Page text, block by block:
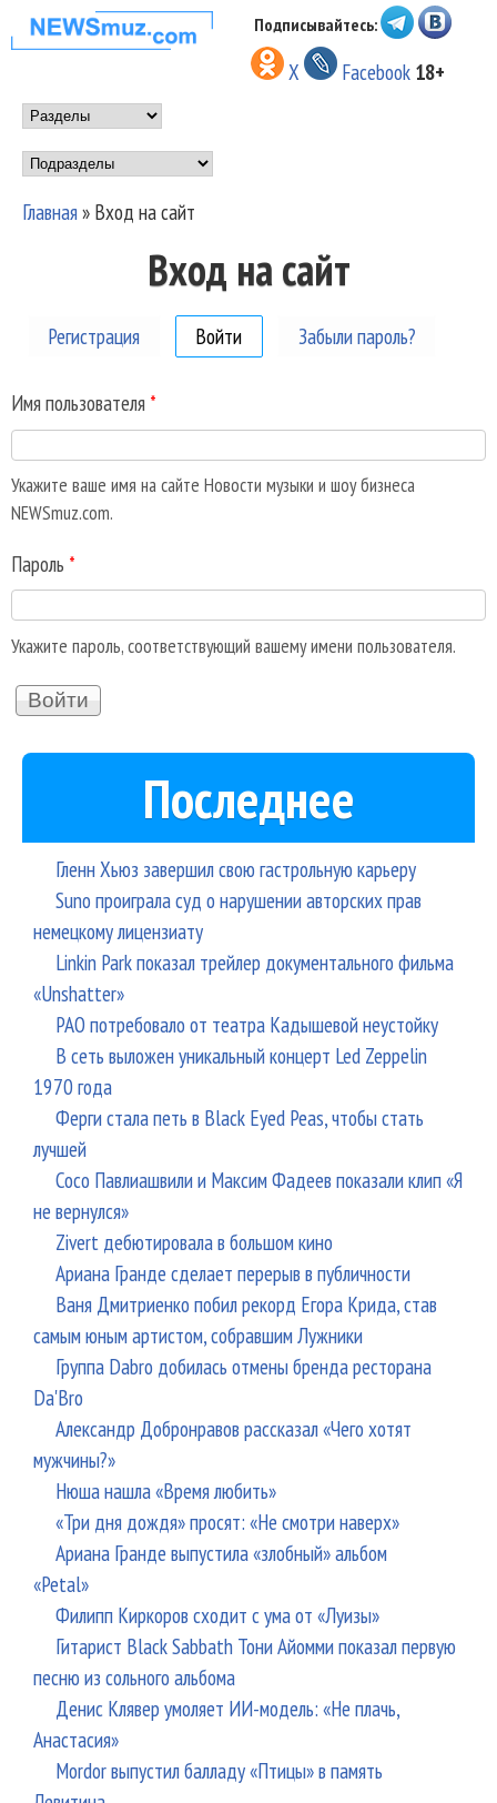
Перейти к основному
содержанию
НОВОСТИ
МУЗЫКИ И
ШОУ БИЗНЕСА
NEWSMUZ.COM
Подписывайтесь:
X Facebook 18+
Main menu
Подразделы
Вы здесь
Главная» Вход на сайт
Вход на сайт
Регистрация Войти (активная вкладка)
Забыли пароль?
Имя пользователя *
Укажите ваше имя на сайте Новости музыки и шоу бизнеса
NEWSmuz.com.
Пароль *
Укажите пароль, соответствующий вашему имени пользователя.
Последнее
Гленн Хьюз завершил свою гастрольную карьеру
Suno проиграла суд о нарушении авторских прав
немецкому лицензиату
Linkin Park показал трейлер документального фильма
«Unshatter»
РАО потребовало от театра Кадышевой неустойку
В сеть выложен уникальный концерт Led Zeppelin
1970 года
Ферги стала петь в Black Eyed Peas, чтобы стать
лучшей
Сосо Павлиашвили и Максим Фадеев показали клип «Я
не вернулся»
Zivert дебютировала в большом кино
Ариана Гранде сделает перерыв в публичности
Ваня Дмитриенко побил рекорд Егора Крида, став
самым юным артистом, собравшим Лужники
Группа Dabro добилась отмены бренда ресторана
Da'Bro
Александр Добронравов рассказал «Чего хотят
мужчины?»
Нюша нашла «Время любить»
«Три дня дождя» просят: «Не смотри наверх»
Ариана Гранде выпустила «злобный» альбом
«Petal»
Филипп Киркоров сходит с ума от «Луизы»
Гитарист Black Sabbath Тони Айомми показал первую
песню из сольного альбома
Денис Клявер умоляет ИИ-модель: «Не плачь,
Анастасия»
Mordor выпустил балладу «Птицы» в память